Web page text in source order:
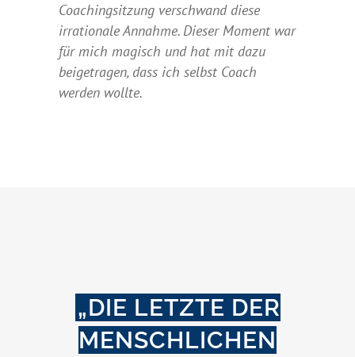
Coachingsitzung verschwand diese
irrationale Annahme. Dieser Moment war
für mich magisch und hat mit dazu
beigetragen, dass ich selbst Coach
werden wollte.
„DIE LETZTE DER
MENSCHLICHEN